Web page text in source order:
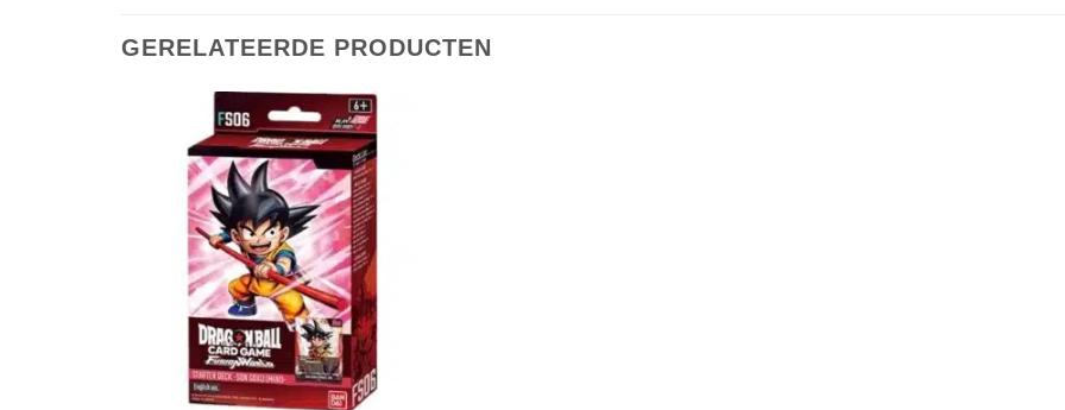
GERELATEERDE PRODUCTEN